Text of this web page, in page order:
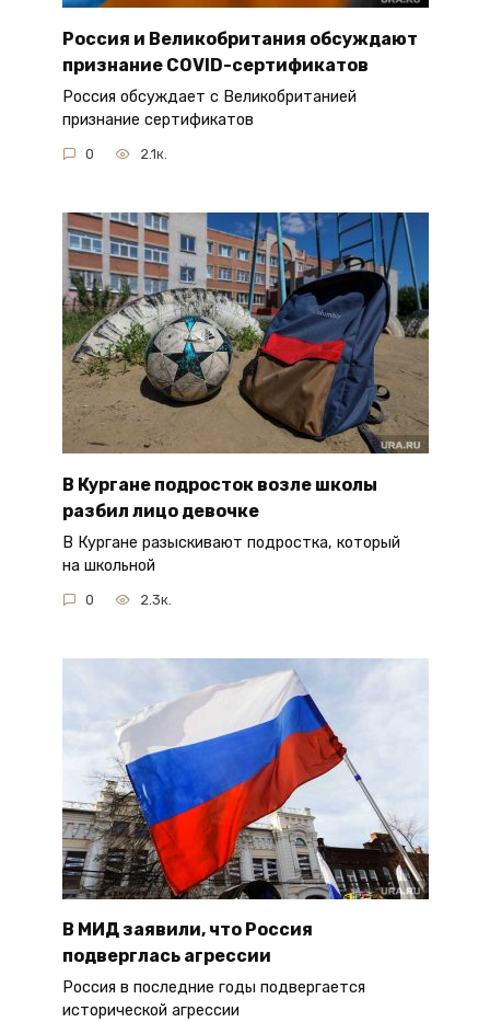
Россия и Великобритания обсуждают
признание COVID-сертификатов
Россия обсуждает с Великобританией
признание сертификатов
0 2.1к.
В Кургане подросток возле школы
разбил лицо девочке
В Кургане разыскивают подростка, который
на школьной
0 2.3к.
В МИД заявили, что Россия
подверглась агрессии
Россия в последние годы подвергается
исторической агрессии